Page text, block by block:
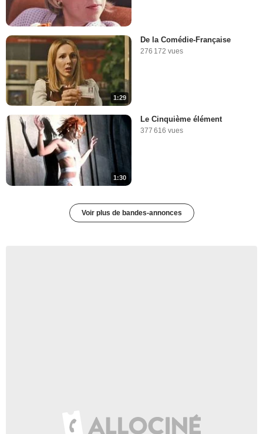
1:29
De la Comédie-Française
276 172 vues
1:30
Le Cinquième élément
377 616 vues
Voir plus de bandes-annonces